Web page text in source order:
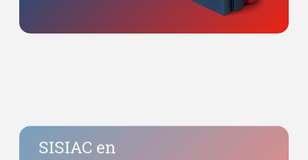
congresos y eventos.